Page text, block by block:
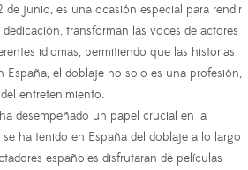
de junio, es una ocasión especial para rendir
transforman las voces de actores
idiomas, permitiendo que las historias
España, el doblaje no solo es una profesión,
entretenimiento.
desempeñado un papel crucial en la
ha tenido en España del doblaje a lo largo
españoles disfrutaran de películas